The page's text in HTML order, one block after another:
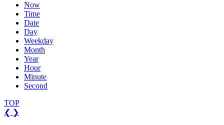
Now
Time
Date
Day
Weekday
Month
Year
Hour
Minute
Second
TOP
❮ ❯